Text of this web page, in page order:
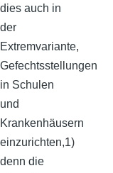
dies auch in
der
Extremvariante,
Gefechtsstellungen
in Schulen
und
Krankenhäusern
einzurichten,1)
denn die